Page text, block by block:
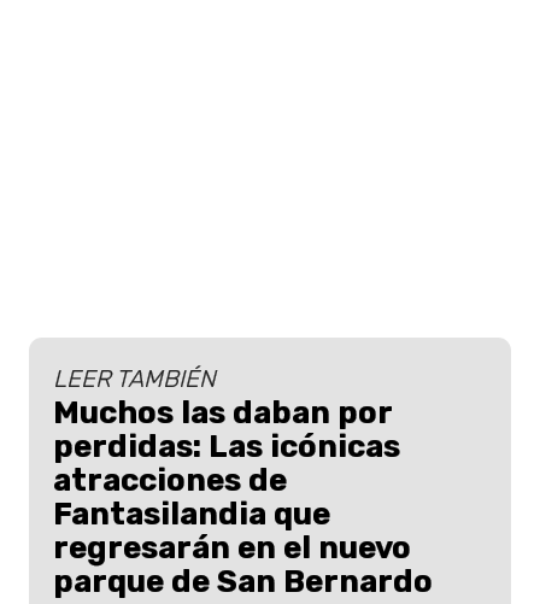
LEER TAMBIÉN
Muchos las daban por
perdidas: Las icónicas
atracciones de
Fantasilandia que
regresarán en el nuevo
parque de San Bernardo